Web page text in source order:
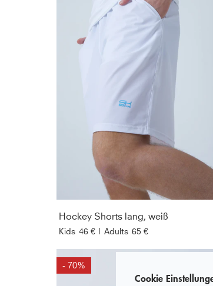
Hockey Shorts lang, weiß
Kids 46 € | Adults 65 €
- 70%
Cookie